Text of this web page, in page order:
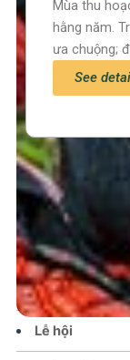
Trang chủ
Tin tức – Sự
Chính sách
Văn hoá – Đời
Lễ hội
Mùa thu
hằng năm.
ưa chuộng;
See